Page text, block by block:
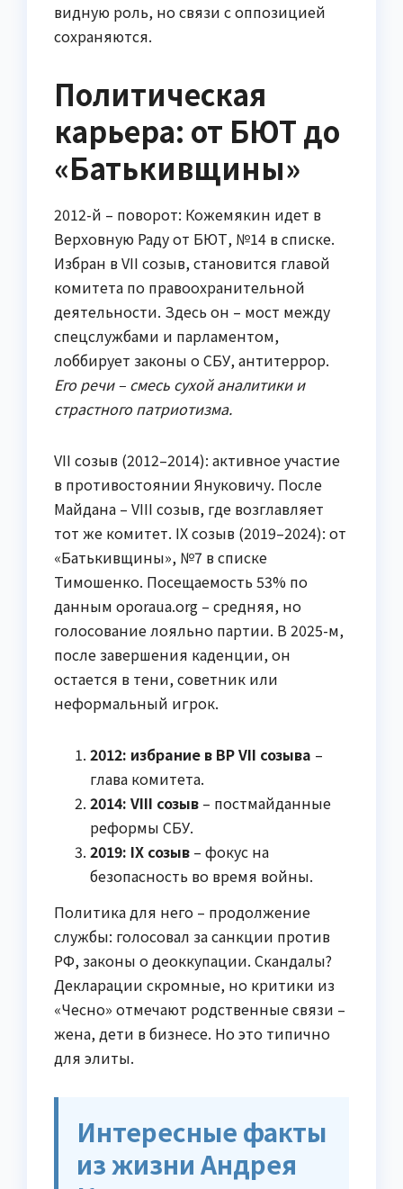
видную роль, но связи с оппозицией
сохраняются.
Политическая
карьера: от БЮТ до
«Батькивщины»
2012-й – поворот: Кожемякин идет в
Верховную Раду от БЮТ, №14 в списке.
Избран в VII созыв, становится главой
комитета по правоохранительной
деятельности. Здесь он – мост между
спецслужбами и парламентом,
лоббирует законы о СБУ, антитеррор.
Его речи – смесь сухой аналитики и
страстного патриотизма.
VII созыв (2012–2014): активное участие
в противостоянии Януковичу. После
Майдана – VIII созыв, где возглавляет
тот же комитет. IX созыв (2019–2024): от
«Батькивщины», №7 в списке
Тимошенко. Посещаемость 53% по
данным oporaua.org – средняя, но
голосование лояльно партии. В 2025-м,
после завершения каденции, он
остается в тени, советник или
неформальный игрок.
2012: избрание в ВР VII созыва –
глава комитета.
2014: VIII созыв – постмайданные
реформы СБУ.
2019: IX созыв – фокус на
безопасность во время войны.
Политика для него – продолжение
службы: голосовал за санкции против
РФ, законы о деоккупации. Скандалы?
Декларации скромные, но критики из
«Чесно» отмечают родственные связи –
жена, дети в бизнесе. Но это типично
для элиты.
Интересные факты
из жизни Андрея